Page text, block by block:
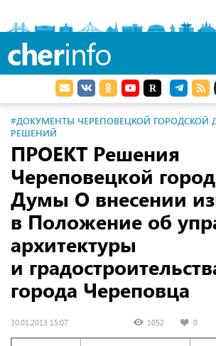
cherinfo
#ДОКУМЕНТЫ ЧЕРЕПОВЕЦКОЙ ГОРОДСКОЙ
РЕШЕНИЙ
ПРОЕКТ Решения
Череповецкой
Думы О внесении
в Положение об
архитектуры
и
города Череповца
30.01.2013 15:07 1052 0